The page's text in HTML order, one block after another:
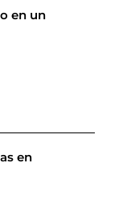
en un
en